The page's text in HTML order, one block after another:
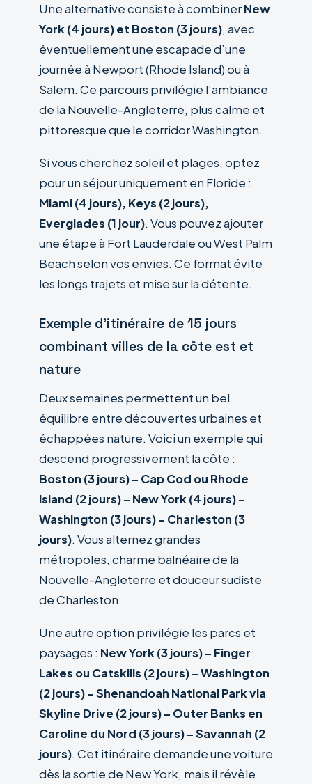
Une alternative consiste à combinerNew
York (4 jours) et Boston (3 jours), avec
éventuellement une escapade d’une
journée à Newport (Rhode Island) ou à
Salem. Ce parcours privilégie l’ambiance
de la Nouvelle-Angleterre, plus calme et
pittoresque que le corridor Washington.
Si vous cherchez soleil et plages, optez
pour un séjour uniquement en Floride :
Miami (4 jours), Keys (2 jours),
Everglades (1 jour). Vous pouvez ajouter
une étape à Fort Lauderdale ou West Palm
Beach selon vos envies. Ce format évite
les longs trajets et mise sur la détente.
Exemple d’itinéraire de 15 jours
combinant villes de la côte est et
nature
Deux semaines permettent un bel
équilibre entre découvertes urbaines et
échappées nature. Voici un exemple qui
descend progressivement la côte :
Boston (3 jours) – Cap Cod ou Rhode
Island (2 jours) – New York (4 jours) –
Washington (3 jours) – Charleston (3
jours). Vous alternez grandes
métropoles, charme balnéaire de la
Nouvelle-Angleterre et douceur sudiste
de Charleston.
Une autre option privilégie les parcs et
paysages : New York (3 jours) – Finger
Lakes ou Catskills (2 jours) – Washington
(2 jours) – Shenandoah National Park via
Skyline Drive (2 jours) – Outer Banks en
Caroline du Nord (3 jours) – Savannah (2
jours). Cet itinéraire demande une voiture
dès la sortie de New York, mais il révèle